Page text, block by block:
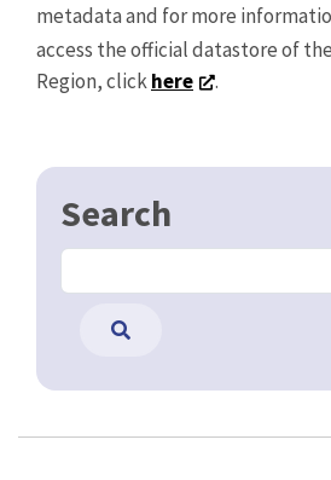
metadata and for more
access the official datastore of
Region, clickhere .
Search